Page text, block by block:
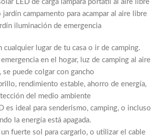
LED de carga lámpara portátil al aire libre
jardín campamento para acampar al aire libre
iluminación de emergencia
cualquier lugar de tu casa o ir de camping.
en el hogar, luz de camping al aire
se puede colgar con gancho
rendimiento estable, ahorro de energía,
del medio ambiente
es ideal para senderismo, camping, o incluso
la energía está apagada.
fuerte sol para cargarlo, o utilizar el cable